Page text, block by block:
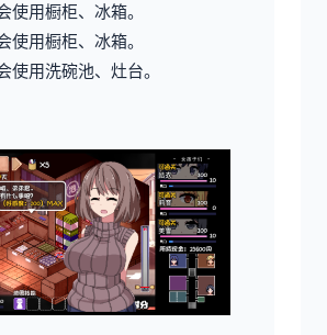
使用橱柜、冰箱。
使用橱柜、冰箱。
使用洗碗池、灶台。